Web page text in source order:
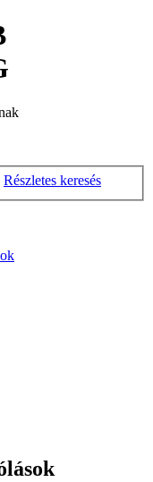
Részletes keresés